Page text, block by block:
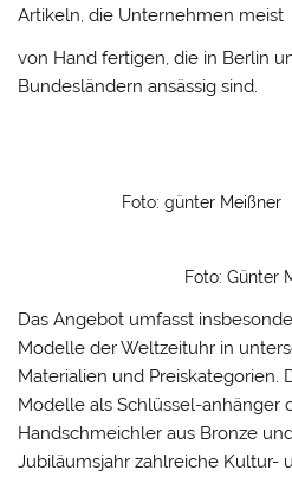
Artikeln, die Unternehmen meist
von Hand fertigen, die in Berlin
Bundesländern ansässig sind.
Foto: günter Meißner
Foto: Günter
Das Angebot umfasst
Modelle der Weltzeituhr in
Materialien und Preiskategorien.
Modelle als Schlüssel-anhänger
Handschmeichler aus Bronze
Jubiläumsjahr zahlreiche Kultur-